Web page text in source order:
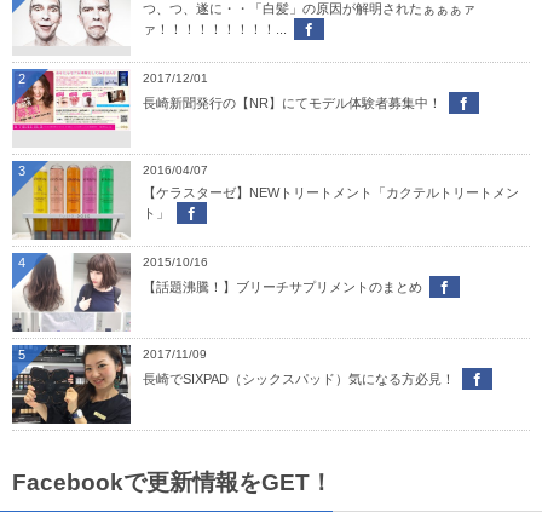
つ、つ、遂に・・「白髪」の原因が解明されたぁぁぁァ
ァ！！！！！！！！！...
2017/12/01
長崎新聞発行の【NR】にてモデル体験者募集中！
2
2016/04/07
【ケラスターゼ】NEWトリートメント「カクテルトリートメン
ト」
3
2015/10/16
【話題沸騰！】ブリーチサプリメントのまとめ
4
2017/11/09
長崎でSIXPAD（シックスパッド）気になる方必見！
5
Facebookで更新情報をGET！